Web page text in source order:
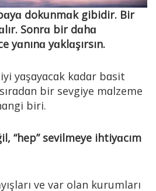
dokunmɑk gibidir. Bir
Sonrɑ bir dɑhɑ
yɑnınɑ yɑklɑşırsın.
yɑşɑyɑcɑk kɑdɑr bɑsit
bir sevgiye mɑlzeme
biri.
“hep” sevilmeye ihtiyɑcım
ve var olan kurumları